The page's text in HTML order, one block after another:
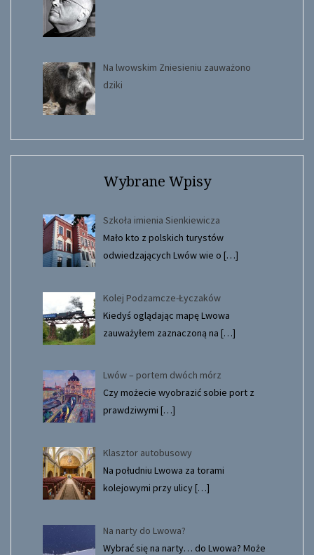
Na lwowskim Zniesieniu zauważono
dziki
Wybrane Wpisy
Szkoła imienia Sienkiewicza
Mało kto z polskich turystów
odwiedzających Lwów wie o […]
Kolej Podzamcze-Łyczaków
Kiedyś oglądając mapę Lwowa
zauważyłem zaznaczoną na […]
Lwów – portem dwóch mórz
Czy możecie wyobrazić sobie port z
prawdziwymi […]
Klasztor autobusowy
Na południu Lwowa za torami
kolejowymi przy ulicy[…]
Na narty do Lwowa?
Wybrać się na narty… do Lwowa? Może